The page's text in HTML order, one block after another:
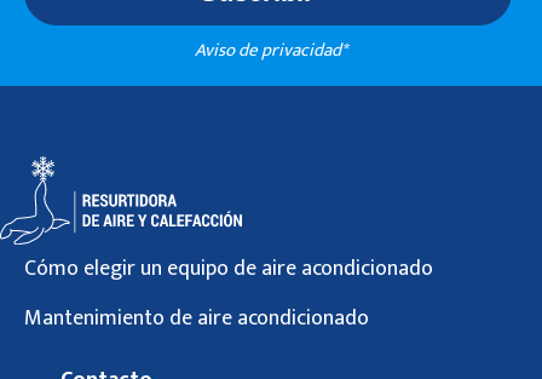
Aviso de privacidad*
Cómo elegir un equipo de aire acondicionado
Mantenimiento de aire acondicionado